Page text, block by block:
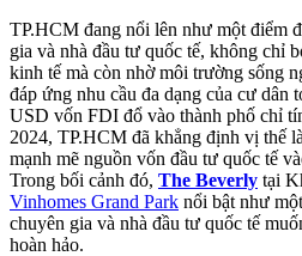
TP.HCM đang nổi lên như một điểm
gia và nhà đầu tư quốc tế, không chỉ
kinh tế mà còn nhờ môi trường sống
đáp ứng nhu cầu đa dạng của cư dân
USD vốn FDI đổ vào thành phố chỉ
2024, TP.HCM đã khẳng định vị thế
mạnh mẽ nguồn vốn đầu tư quốc tế
Trong bối cảnh đó, The Beverly tại
Vinhomes Grand Park nổi bật như
chuyên gia và nhà đầu tư quốc tế
hoàn hảo.